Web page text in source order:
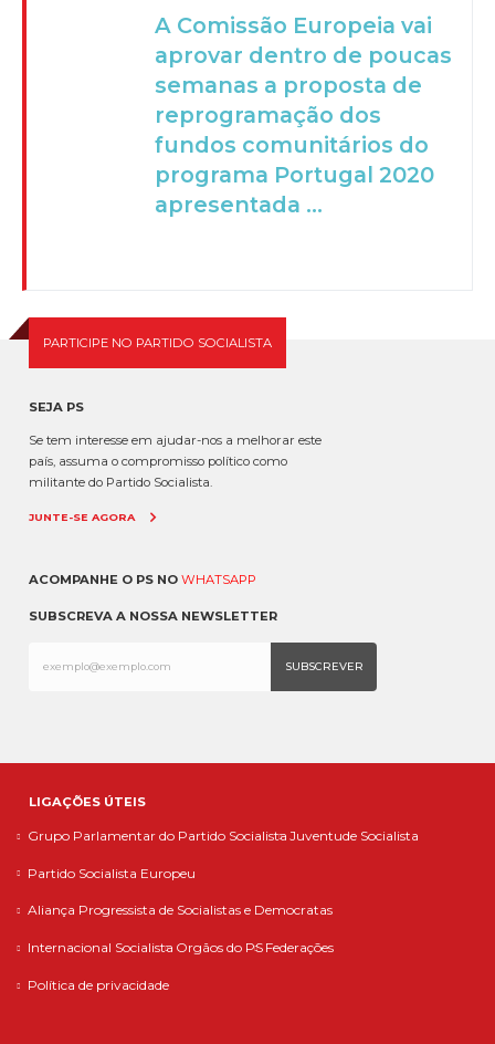
A Comissão Europeia vai
aprovar dentro de poucas
semanas a proposta de
reprogramação dos
fundos comunitários do
programa Portugal 2020
apresentada ...
PARTICIPE NO PARTIDO SOCIALISTA
SEJA PS
Se tem interesse em ajudar-nos a melhorar este
país, assuma o compromisso político como
militante do Partido Socialista.
JUNTE-SE AGORA
ACOMPANHE O PS NO WHATSAPP
SUBSCREVA A NOSSA NEWSLETTER
LIGAÇÕES ÚTEIS
Grupo Parlamentar do Partido Socialista Juventude Socialista
Partido Socialista Europeu
Aliança Progressista de Socialistas e Democratas
Internacional Socialista Orgãos do PS Federações
Política de privacidade